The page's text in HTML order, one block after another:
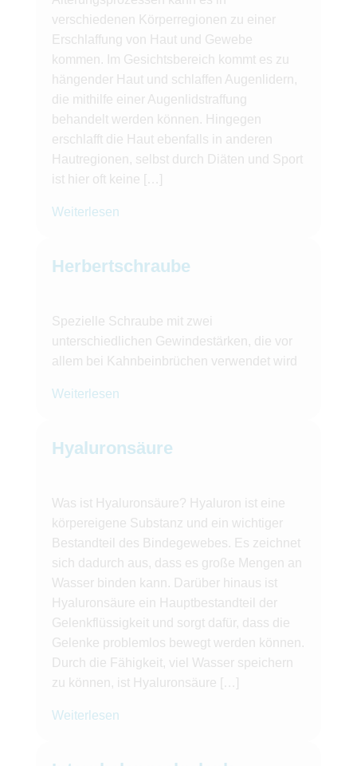
verschiedenen Körperregionen zu einer
Erschlaffung von Haut und Gewebe
kommen. Im Gesichtsbereich kommt es zu
hängender Haut und schlaffen Augenlidern,
die mithilfe einer Augenlidstraffung
behandelt werden können. Hingegen
erschlafft die Haut ebenfalls in anderen
Hautregionen, selbst durch Diäten und Sport
ist hier oft keine […]
Weiterlesen
Herbertschraube
Spezielle Schraube mit zwei
unterschiedlichen Gewindestärken, die vor
allem bei Kahnbeinbrüchen verwendet wird
Weiterlesen
Hyaluronsäure
Was ist Hyaluronsäure? Hyaluron ist eine
körpereigene Substanz und ein wichtiger
Bestandteil des Bindegewebes. Es zeichnet
sich dadurch aus, dass es große Mengen an
Wasser binden kann. Darüber hinaus ist
Hyaluronsäure ein Hauptbestandteil der
Gelenkflüssigkeit und sorgt dafür, dass die
Gelenke problemlos bewegt werden können.
Durch die Fähigkeit, viel Wasser speichern
zu können, ist Hyaluronsäure […]
Weiterlesen